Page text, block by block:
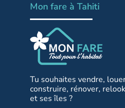
Mon fare à Tahiti
Tu souhaites vendre,
construire, rénover,
et ses îles ?